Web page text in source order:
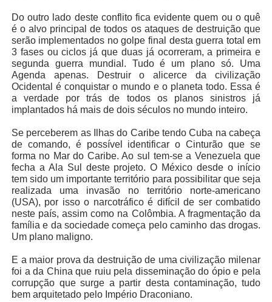
Do outro lado deste conflito fica evidente quem ou o quê
é o alvo principal de todos os ataques de destruição que
serão implementados no golpe final desta guerra total em
3 fases ou ciclos já que duas já ocorreram, a primeira e
segunda guerra mundial. Tudo é um plano só. Uma
Agenda apenas. Destruir o alicerce da civilização
Ocidental é conquistar o mundo e o planeta todo. Essa é
a verdade por trás de todos os planos sinistros já
implantados há mais de dois séculos no mundo inteiro.
Se perceberem as Ilhas do Caribe tendo Cuba na cabeça
de comando, é possível identificar o Cinturão que se
forma no Mar do Caribe. Ao sul tem-se a Venezuela que
fecha a Ala Sul deste projeto. O México desde o início
tem sido um importante território para possibilitar que seja
realizada uma invasão no território norte-americano
(USA), por isso o narcotráfico é difícil de ser combatido
neste país, assim como na Colômbia. A fragmentação da
família e da sociedade começa pelo caminho das drogas.
Um plano maligno.
E a maior prova da destruição de uma civilização milenar
foi a da China que ruiu pela disseminação do ópio e pela
corrupção que surge a partir desta contaminação, tudo
bem arquitetado pelo Império Draconiano.